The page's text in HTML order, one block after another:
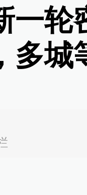
一轮
多城